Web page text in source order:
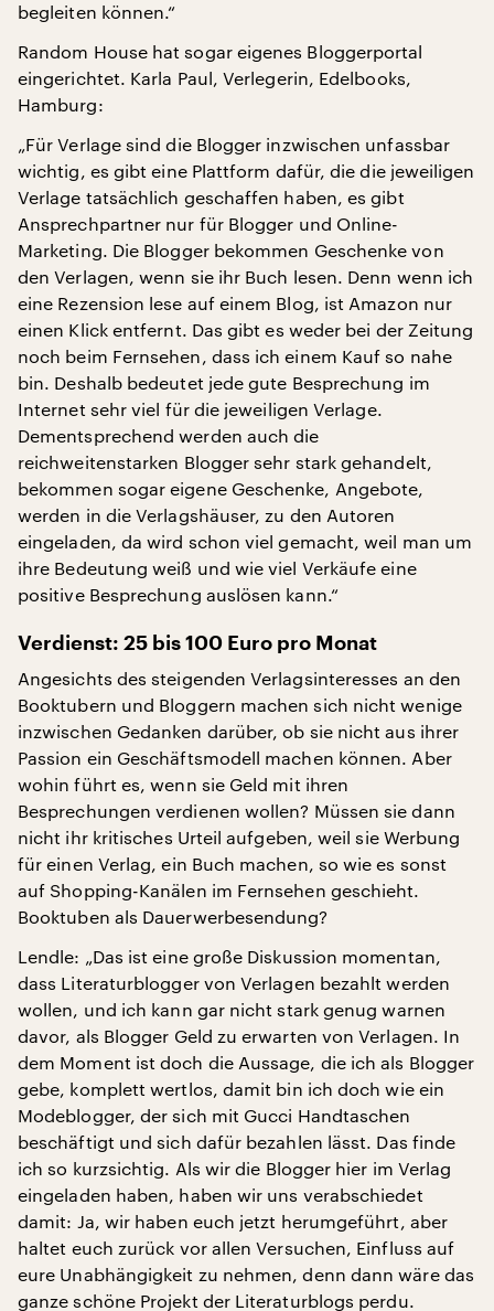
begleiten können.“
Random House hat sogar eigenes Bloggerportal
eingerichtet. Karla Paul, Verlegerin, Edelbooks,
Hamburg:
„Für Verlage sind die Blogger inzwischen unfassbar
wichtig, es gibt eine Plattform dafür, die die jeweiligen
Verlage tatsächlich geschaffen haben, es gibt
Ansprechpartner nur für Blogger und Online-
Marketing. Die Blogger bekommen Geschenke von
den Verlagen, wenn sie ihr Buch lesen. Denn wenn ich
eine Rezension lese auf einem Blog, ist Amazon nur
einen Klick entfernt. Das gibt es weder bei der Zeitung
noch beim Fernsehen, dass ich einem Kauf so nahe
bin. Deshalb bedeutet jede gute Besprechung im
Internet sehr viel für die jeweiligen Verlage.
Dementsprechend werden auch die
reichweitenstarken Blogger sehr stark gehandelt,
bekommen sogar eigene Geschenke, Angebote,
werden in die Verlagshäuser, zu den Autoren
eingeladen, da wird schon viel gemacht, weil man um
ihre Bedeutung weiß und wie viel Verkäufe eine
positive Besprechung auslösen kann.“
Verdienst: 25 bis 100 Euro pro Monat
Angesichts des steigenden Verlagsinteresses an den
Booktubern und Bloggern machen sich nicht wenige
inzwischen Gedanken darüber, ob sie nicht aus ihrer
Passion ein Geschäftsmodell machen können. Aber
wohin führt es, wenn sie Geld mit ihren
Besprechungen verdienen wollen? Müssen sie dann
nicht ihr kritisches Urteil aufgeben, weil sie Werbung
für einen Verlag, ein Buch machen, so wie es sonst
auf Shopping-Kanälen im Fernsehen geschieht.
Booktuben als Dauerwerbesendung?
Lendle: „Das ist eine große Diskussion momentan,
dass Literaturblogger von Verlagen bezahlt werden
wollen, und ich kann gar nicht stark genug warnen
davor, als Blogger Geld zu erwarten von Verlagen. In
dem Moment ist doch die Aussage, die ich als Blogger
gebe, komplett wertlos, damit bin ich doch wie ein
Modeblogger, der sich mit Gucci Handtaschen
beschäftigt und sich dafür bezahlen lässt. Das finde
ich so kurzsichtig. Als wir die Blogger hier im Verlag
eingeladen haben, haben wir uns verabschiedet
damit: Ja, wir haben euch jetzt herumgeführt, aber
haltet euch zurück vor allen Versuchen, Einfluss auf
eure Unabhängigkeit zu nehmen, denn dann wäre das
ganze schöne Projekt der Literaturblogs perdu.